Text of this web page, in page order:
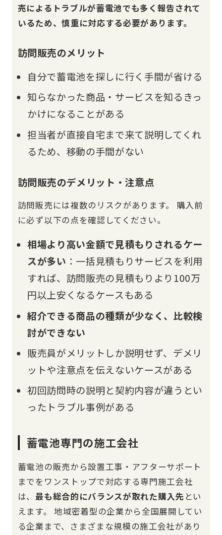
売によるトラブルが蓄電池でも多く報告されて
いるため、慎重に対応する必要があります。
訪問販売のメリット
自分で蓄電池を探しに行く手間が省ける
知らなかった商品・サービスを知るきっ
かけになることがある
担当者が直接自宅まで来て説明してくれ
るため、移動の手間がない
訪問販売のデメリット・注意点
訪問販売には複数のリスクがあります。 購入前
に必ず以下の点を確認してください。
相場より高い金額で見積もりされるケー
スが多い ：一括見積もりサービスを利用
すれば、訪問販売の見積もりより100万
円以上安くなるケースもある
紹介できる商品の種類が少なく、比較検
討ができない
販売員がメリットしか説明せず、デメリ
ットや注意点を伝えないケースがある
初回訪問時の説明と契約内容が違うとい
ったトラブル事例がある
蓄電池専門の施工会社
蓄電池の販売から設置工事・アフターサポート
までをワンストップで対応する専門施工会社
は、 最も総合的にバランスが取れた購入先 とい
えます。 地域密着型の企業から全国展開してい
る企業まで、さまざまな規模の施工会社があり